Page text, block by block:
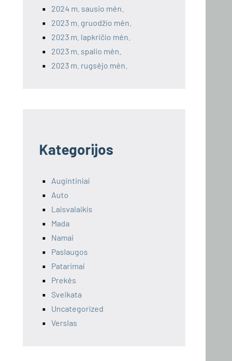
2024 m. sausio mėn.
2023 m. gruodžio mėn.
2023 m. lapkričio mėn.
2023 m. spalio mėn.
2023 m. rugsėjo mėn.
Kategorijos
Augintiniai
Auto
Laisvalaikis
Mada
Namai
Paslaugos
Patarimai
Prekės
Sveikata
Uncategorized
Verslas